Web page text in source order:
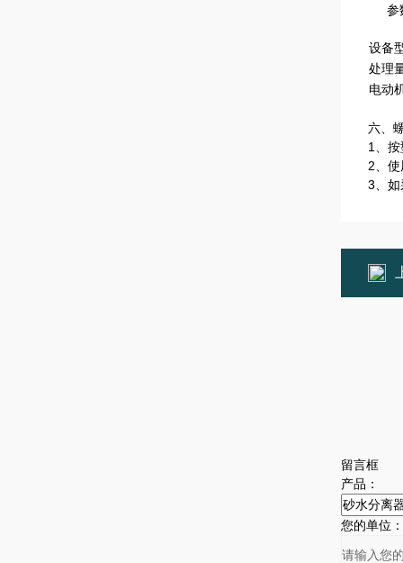
参
设备
处理
电动
六、
1、
2、
3、如
留言框
产品：
您的单位：